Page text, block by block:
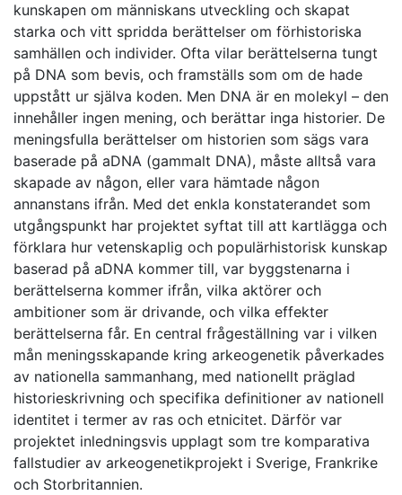
kunskapen om människans utveckling och skapat
starka och vitt spridda berättelser om förhistoriska
samhällen och individer. Ofta vilar berättelserna tungt
på DNA som bevis, och framställs som om de hade
uppstått ur själva koden. Men DNA är en molekyl – den
innehåller ingen mening, och berättar inga historier. De
meningsfulla berättelser om historien som sägs vara
baserade på aDNA (gammalt DNA), måste alltså vara
skapade av någon, eller vara hämtade någon
annanstans ifrån. Med det enkla konstaterandet som
utgångspunkt har projektet syftat till att kartlägga och
förklara hur vetenskaplig och populärhistorisk kunskap
baserad på aDNA kommer till, var byggstenarna i
berättelserna kommer ifrån, vilka aktörer och
ambitioner som är drivande, och vilka effekter
berättelserna får. En central frågeställning var i vilken
mån meningsskapande kring arkeogenetik påverkades
av nationella sammanhang, med nationellt präglad
historieskrivning och specifika definitioner av nationell
identitet i termer av ras och etnicitet. Därför var
projektet inledningsvis upplagt som tre komparativa
fallstudier av arkeogenetikprojekt i Sverige, Frankrike
och Storbritannien.